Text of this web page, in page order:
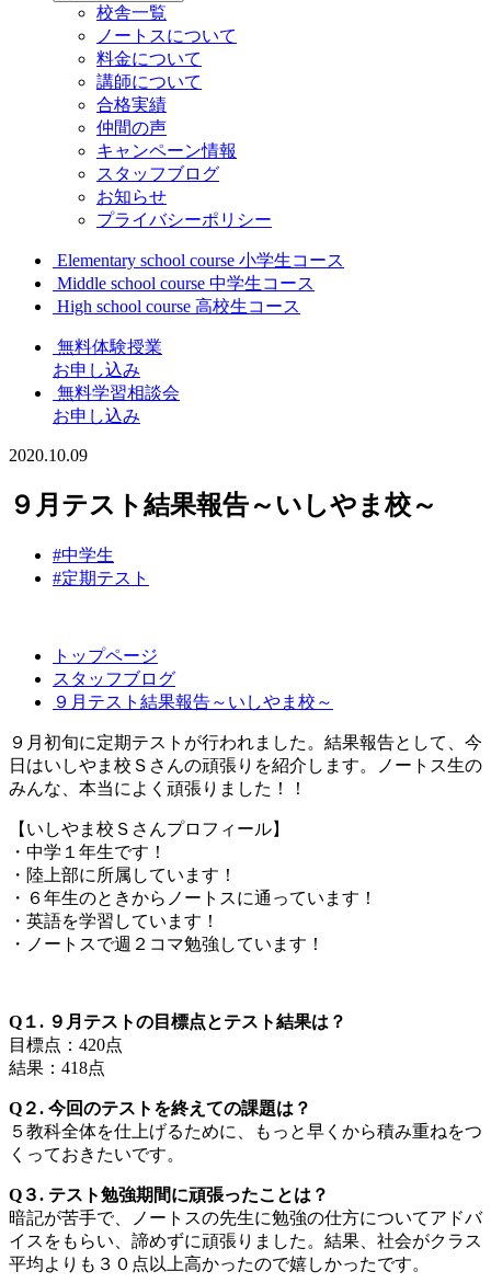
校舎一覧
ノートスについて
料金について
講師について
合格実績
仲間の声
キャンペーン情報
スタッフブログ
お知らせ
プライバシーポリシー
Elementary school course 小学生コース
Middle school course 中学生コース
High school course 高校生コース
無料体験授業
お申し込み
無料学習相談会
お申し込み
2020.10.09
９月テスト結果報告～いしやま校～
#中学生
#定期テスト
トップページ
スタッフブログ
９月テスト結果報告～いしやま校～
９月初旬に定期テストが行われました。結果報告として、今
日はいしやま校Ｓさんの頑張りを紹介します。ノートス生の
みんな、本当によく頑張りました！！
【いしやま校Ｓさんプロフィール】
・中学１年生です！
・陸上部に所属しています！
・６年生のときからノートスに通っています！
・英語を学習しています！
・ノートスで週２コマ勉強しています！
Q１. ９月テストの目標点とテスト結果は？
目標点：420点
結果：418点
Q２. 今回のテストを終えての課題は？
５教科全体を仕上げるために、もっと早くから積み重ねをつ
くっておきたいです。
Q３. テスト勉強期間に頑張ったことは？
暗記が苦手で、ノートスの先生に勉強の仕方についてアドバ
イスをもらい、諦めずに頑張りました。結果、社会がクラス
平均よりも３０点以上高かったので嬉しかったです。